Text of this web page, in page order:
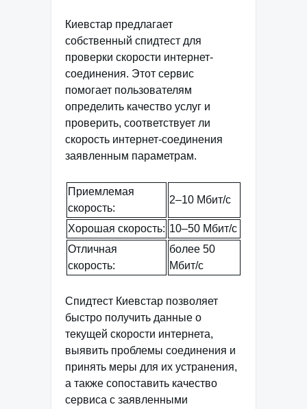
Киевстар предлагает
собственный спидтест для
проверки скорости интернет-
соединения. Этот сервис
помогает пользователям
определить качество услуг и
проверить, соответствует ли
скорость интернет-соединения
заявленным параметрам.
Приемлемая
скорость:
2–10 Мбит/с
Хорошая скорость: 10–50 Мбит/с
Отличная
скорость:
более 50
Мбит/с
Спидтест Киевстар позволяет
быстро получить данные о
текущей скорости интернета,
выявить проблемы соединения и
принять меры для их устранения,
а также сопоставить качество
сервиса с заявленными